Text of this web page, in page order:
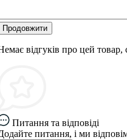
Продовжити
відгуків про цей
Питання та відповіді
питання, і ми